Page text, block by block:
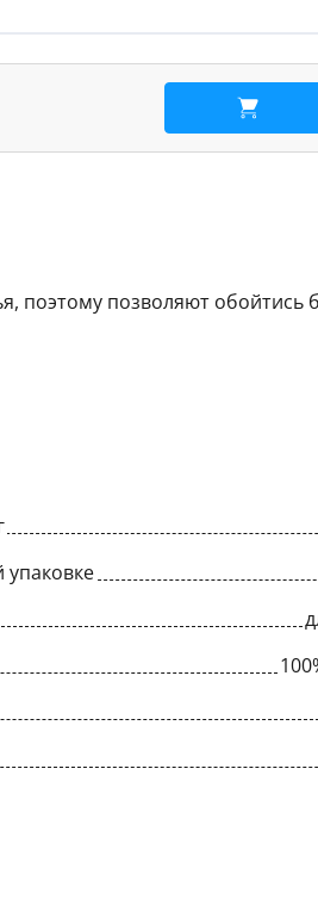
В
поэтому позволяют обойтись
упаковке